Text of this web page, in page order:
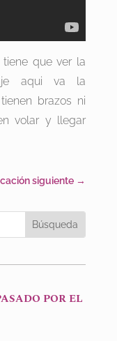
que ver la
aqui va la
brazos ni
volar y llegar
siguiente →
POR EL